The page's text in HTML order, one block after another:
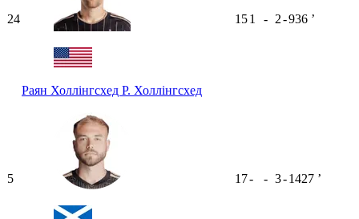
24
Раян Холлінгсхед Р. Холлінгсхед
151 - 2-936 ʼ
5 17- - 3-1427 ʼ